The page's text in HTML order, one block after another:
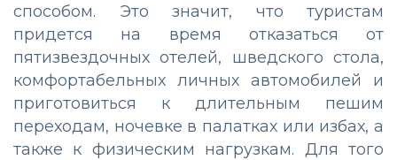
способом. Это значит, что туристам
придется на время отказаться от
пятизвездочных отелей, шведского стола,
комфортабельных личных автомобилей и
приготовиться к длительным пешим
переходам, ночевке в палатках или избах, а
также к физическим нагрузкам. Для того